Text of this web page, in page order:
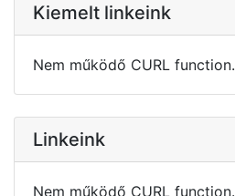
Kiemelt linkeink
Nem működő CURL function.
Linkeink
Nem működő CURL function.